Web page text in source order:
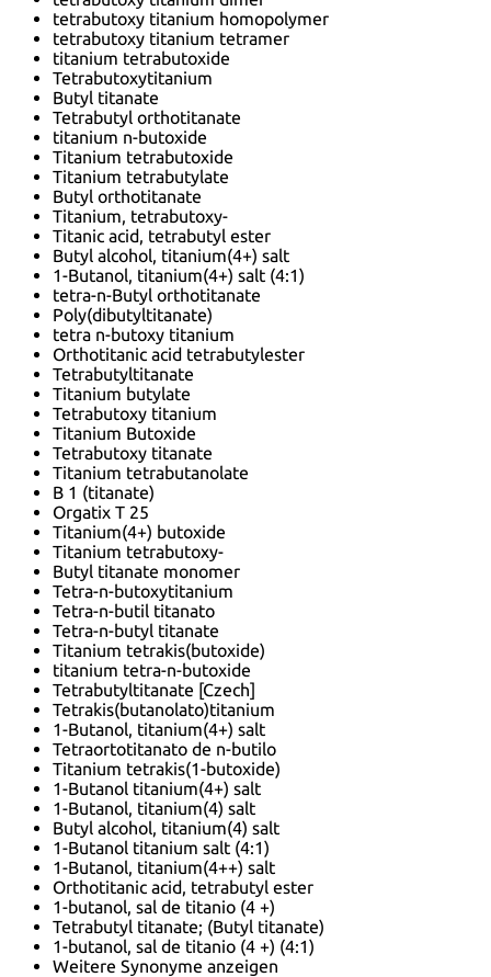
tetrabutoxy titanium homopolymer
tetrabutoxy titanium tetramer
titanium tetrabutoxide
Tetrabutoxytitanium
Butyl titanate
Tetrabutyl orthotitanate
titanium n-butoxide
Titanium tetrabutoxide
Titanium tetrabutylate
Butyl orthotitanate
Titanium, tetrabutoxy-
Titanic acid, tetrabutyl ester
Butyl alcohol, titanium(4+) salt
1-Butanol, titanium(4+) salt (4:1)
tetra-n-Butyl orthotitanate
Poly(dibutyltitanate)
tetra n-butoxy titanium
Orthotitanic acid tetrabutylester
Tetrabutyltitanate
Titanium butylate
Tetrabutoxy titanium
Titanium Butoxide
Tetrabutoxy titanate
Titanium tetrabutanolate
B 1 (titanate)
Orgatix T 25
Titanium(4+) butoxide
Titanium tetrabutoxy-
Butyl titanate monomer
Tetra-n-butoxytitanium
Tetra-n-butil titanato
Tetra-n-butyl titanate
Titanium tetrakis(butoxide)
titanium tetra-n-butoxide
Tetrabutyltitanate [Czech]
Tetrakis(butanolato)titanium
1-Butanol, titanium(4+) salt
Tetraortotitanato de n-butilo
Titanium tetrakis(1-butoxide)
1-Butanol titanium(4+) salt
1-Butanol, titanium(4) salt
Butyl alcohol, titanium(4) salt
1-Butanol titanium salt (4:1)
1-Butanol, titanium(4++) salt
Orthotitanic acid, tetrabutyl ester
1-butanol, sal de titanio (4 +)
Tetrabutyl titanate; (Butyl titanate)
1-butanol, sal de titanio (4 +) (4:1)
Weitere Synonyme anzeigen